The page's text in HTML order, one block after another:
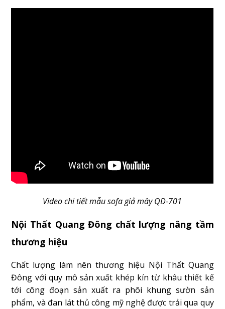
Video chi tiết mẫu sofa giả mây QD-701
Nội Thất Quang Đông chất lượng nâng tầm
thương hiệu
Chất lượng làm nên thương hiệu Nội Thất Quang
Đông với quy mô sản xuất khép kín từ khâu thiết kế
tới công đoạn sản xuất ra phôi khung sườn sản
phẩm, và đan lát thủ công mỹ nghệ được trải qua quy